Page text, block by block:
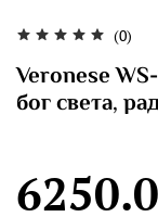
(0)
Veronese
бог света,